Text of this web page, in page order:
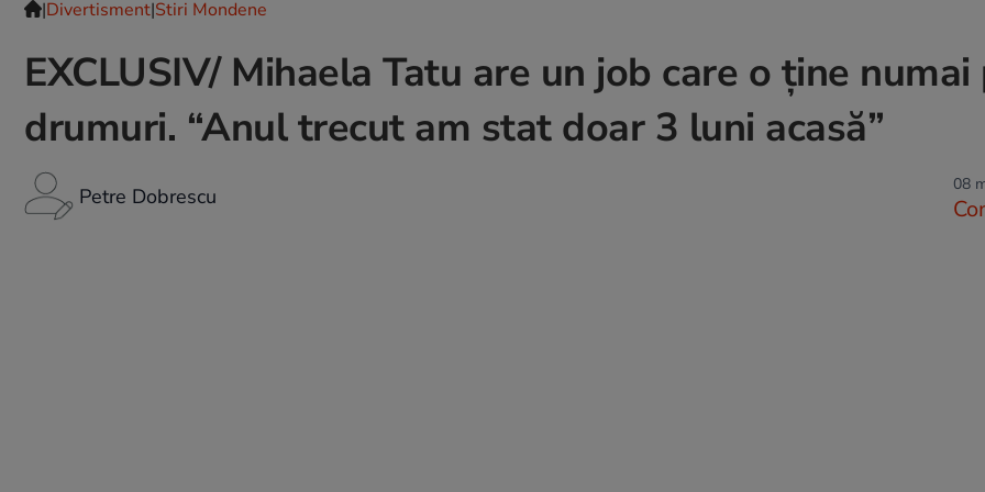
|Divertisment|Stiri Mondene
EXCLUSIV/ Mihaela Tatu are un job care o ține numai
drumuri. “Anul trecut am stat doar 3 luni acasă”
Petre Dobrescu 08